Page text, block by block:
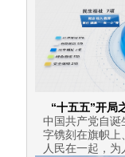
“十五五”开局
中国共产党自诞
字镌刻在旗帜上
人民在一起，为